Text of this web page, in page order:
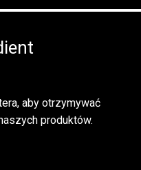
aby otrzymywać
produktów.